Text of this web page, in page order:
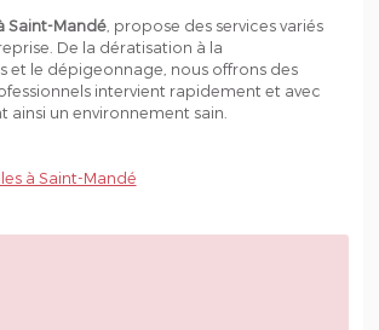
Saint-Mandé, propose des services variés
De la dératisation à la
et le dépigeonnage, nous offrons des
intervient rapidement et avec
ainsi un environnement sain.
à Saint-Mandé